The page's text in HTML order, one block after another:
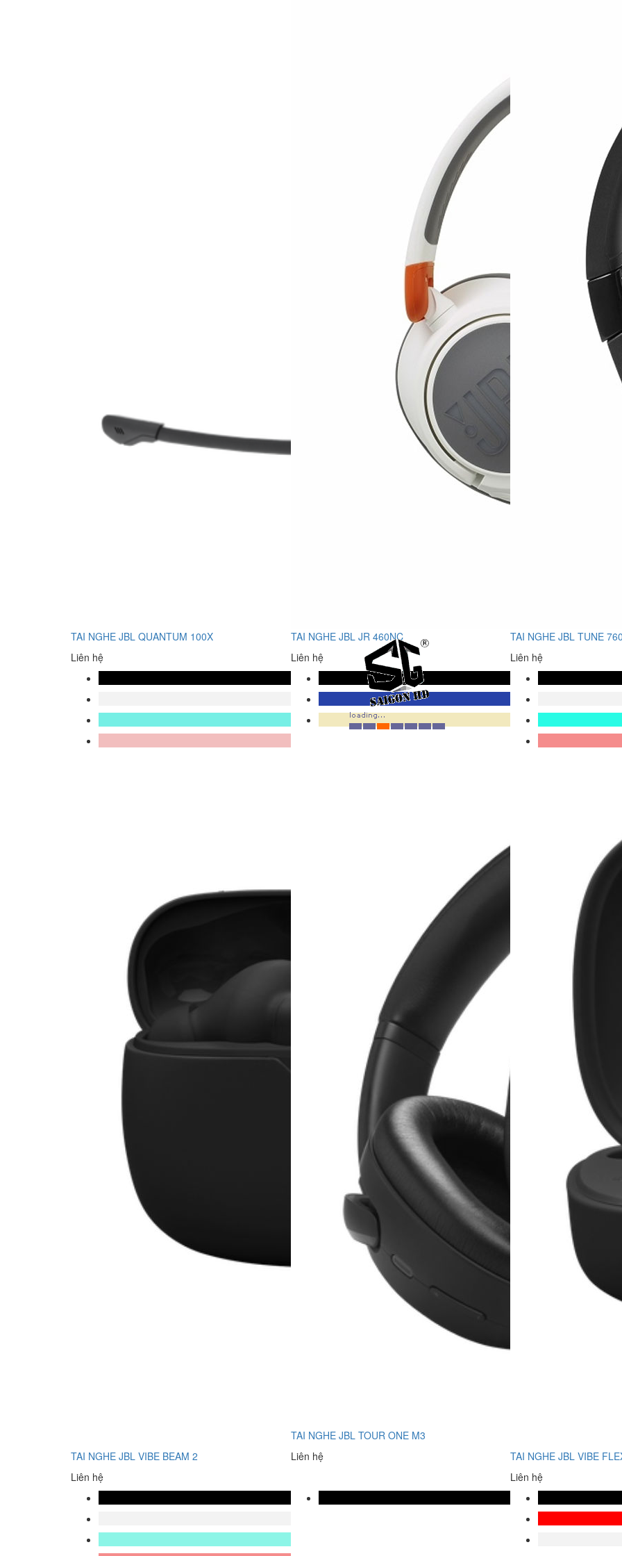
TAI NGHE JBL QUANTUM 100X
Liên hệ
TAI NGHE JBL JR 460NC
Liên hệ
TAI NGHE JBL TUNE
Liên hệ
TAI NGHE JBL VIBE BEAM 2
Liên hệ
TAI NGHE JBL TOUR ONE M3
Liên hệ
TAI NGHE JBL VIBE
Liên hệ